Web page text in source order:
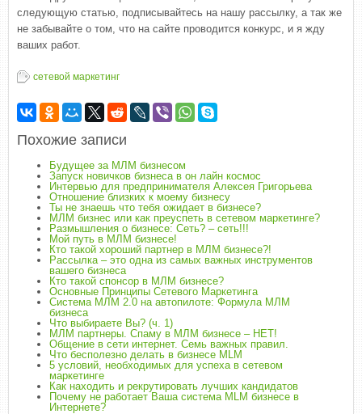
следующую статью, подписывайтесь на нашу рассылку, а так же
не забывайте о том, что на сайте проводится конкурс, и я жду
ваших работ.
сетевой маркетинг
Похожие записи
Будущее за МЛМ бизнесом
Запуск новичков бизнеса в он лайн космос
Интервью для предпринимателя Алексея Григорьева
Отношение близких к моему бизнесу
Ты не знаешь что тебя ожидает в бизнесе?
МЛМ бизнес или как преуспеть в сетевом маркетинге?
Размышления о бизнесе: Сеть? – сеть!!!
Мой путь в МЛМ бизнесе!
Кто такой хороший партнер в МЛМ бизнесе?!
Рассылка – это одна из самых важных инструментов
вашего бизнеса
Кто такой спонсор в МЛМ бизнесе?
Основные Принципы Сетевого Маркетинга
Система МЛМ 2.0 на автопилоте: Формула МЛМ
бизнеса
Что выбираете Вы? (ч. 1)
МЛМ партнеры. Спаму в МЛМ бизнесе – НЕТ!
Общение в сети интернет. Семь важных правил.
Что бесполезно делать в бизнесе MLM
5 условий, необходимых для успеха в сетевом
маркетинге
Как находить и рекрутировать лучших кандидатов
Почему не работает Ваша система MLM бизнесе в
Интернете?